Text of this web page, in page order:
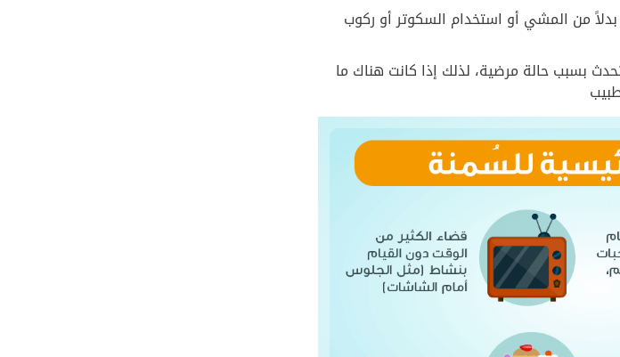
من المشي أو استخدام السكوتر أو ركوب
بسبب حالة مرضية، لذلك إذا كانت هناك ما